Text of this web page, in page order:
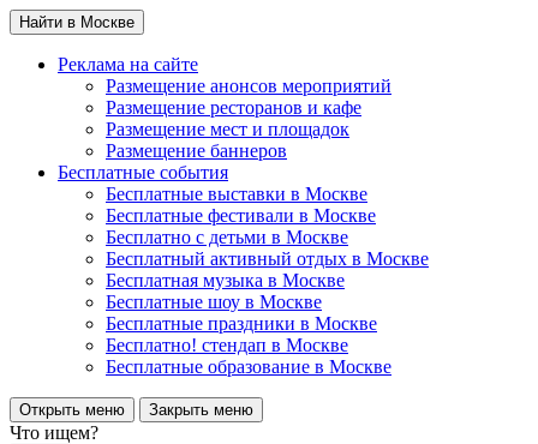
Найти в Москве
Реклама на сайте
Размещение анонсов мероприятий
Размещение ресторанов и кафе
Размещение мест и площадок
Размещение баннеров
Бесплатные события
Бесплатные выставки в Москве
Бесплатные фестивали в Москве
Бесплатно с детьми в Москве
Бесплатный активный отдых в Москве
Бесплатная музыка в Москве
Бесплатные шоу в Москве
Бесплатные праздники в Москве
Бесплатно! стендап в Москве
Бесплатные образование в Москве
Открыть меню Закрыть меню
Что ищем?